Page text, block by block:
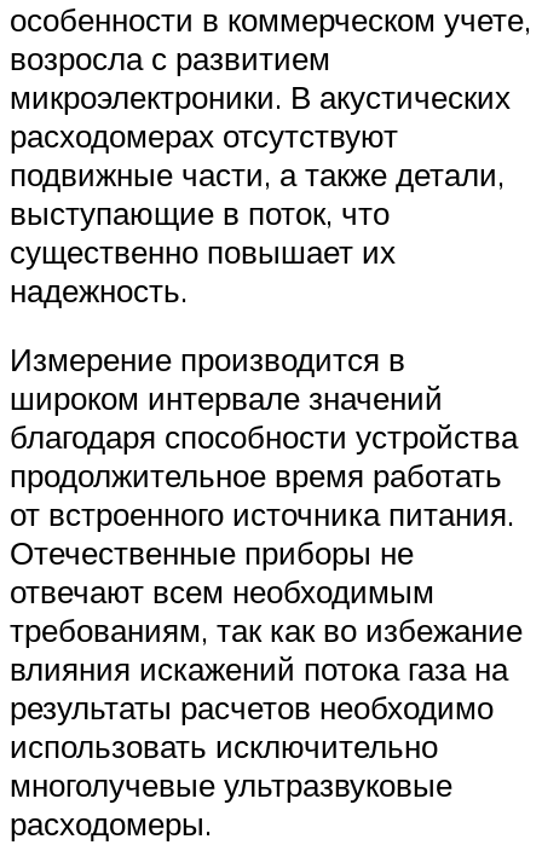
особенности в коммерческом учете,
возросла с развитием
микроэлектроники. В акустических
расходомерах отсутствуют
подвижные части, а также детали,
выступающие в поток, что
существенно повышает их
надежность.
Измерение производится в
широком интервале значений
благодаря способности устройства
продолжительное время работать
от встроенного источника питания.
Отечественные приборы не
отвечают всем необходимым
требованиям, так как во избежание
влияния искажений потока газа на
результаты расчетов необходимо
использовать исключительно
многолучевые ультразвуковые
расходомеры.